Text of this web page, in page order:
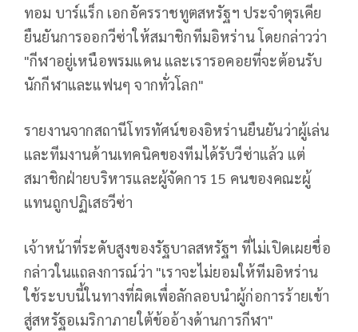
ทอม บาร์แร็ก เอกอัครราชทูตสหรัฐฯ ประจำตุรเคีย
ยืนยันการออกวีซ่าให้สมาชิกทีมอิหร่าน โดยกล่าวว่า
"กีฬาอยู่เหนือพรมแดน และเรารอคอยที่จะต้อนรับ
นักกีฬาและแฟนๆ จากทั่วโลก"
รายงานจากสถานีโทรทัศน์ของอิหร่านยืนยันว่าผู้เล่น
และทีมงานด้านเทคนิคของทีมได้รับวีซ่าแล้ว แต่
สมาชิกฝ่ายบริหารและผู้จัดการ 15 คนของคณะผู้
แทนถูกปฏิเสธวีซ่า
เจ้าหน้าที่ระดับสูงของรัฐบาลสหรัฐฯ ที่ไม่เปิดเผยชื่อ
กล่าวในแถลงการณ์ว่า "เราจะไม่ยอมให้ทีมอิหร่าน
ใช้ระบบนี้ในทางที่ผิดเพื่อลักลอบนำผู้ก่อการร้ายเข้า
สู่สหรัฐอเมริกาภายใต้ข้ออ้างด้านการกีฬา"